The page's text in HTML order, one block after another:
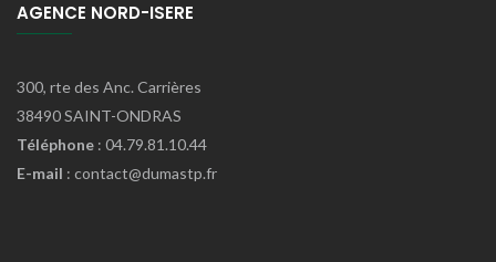
AGENCE NORD-ISERE
300, rte des Anc. Carrières
38490 SAINT-ONDRAS
Téléphone : 04.79.81.10.44
E-mail : contact@dumastp.fr